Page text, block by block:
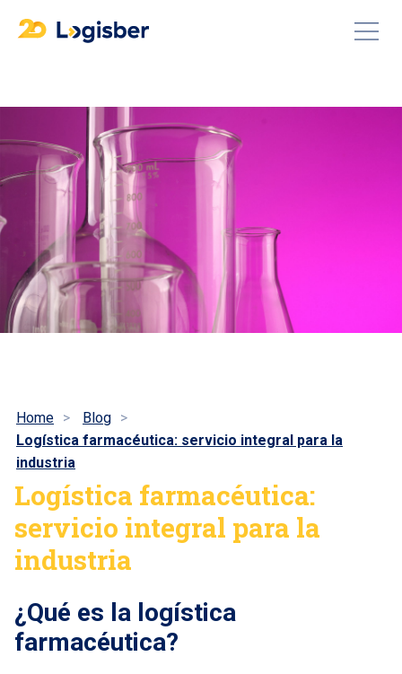
Home
Blog
Logística farmacéutica: servicio integral para la
industria
Logística farmacéutica:
servicio integral para la
industria
¿Qué es la logística
farmacéutica?